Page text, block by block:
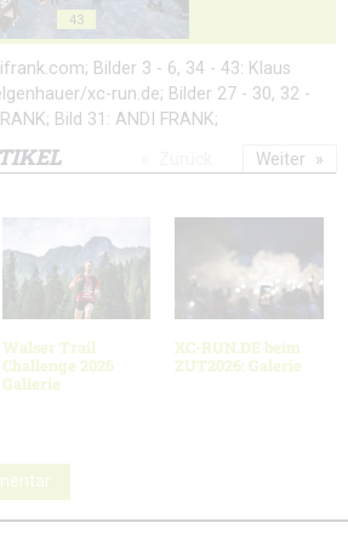
43
Bilder 3 - 6, 34 - 43: Klaus
xc-run.de; Bilder 27 - 30, 32 -
Bild 31: ANDI FRANK;
Walser Trail
Challenge 2026
Gallerie
XC-RUN.DE beim
ZUT2026: Galerie
Weiter